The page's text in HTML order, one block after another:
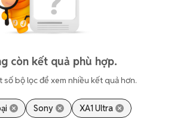
còn kết quả phù hợp.
số bộ lọc để xem nhiều kết quả hơn.
Sony XA1 Ultra